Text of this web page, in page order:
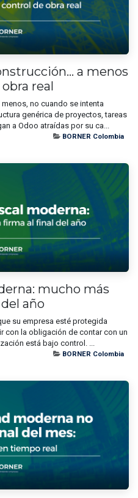
a menos
real
no cuando se intenta
genérica de proyectos, tareas
a Odoo atraídas por su ca...
BORNER Colombia
mucho más
año
su empresa esté protegida
con la obligación de contar con un
está bajo control. ...
BORNER Colombia